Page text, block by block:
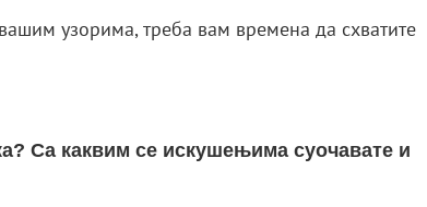
узорима, треба вам времена да схватите
Са каквим се искушењима суочавате и